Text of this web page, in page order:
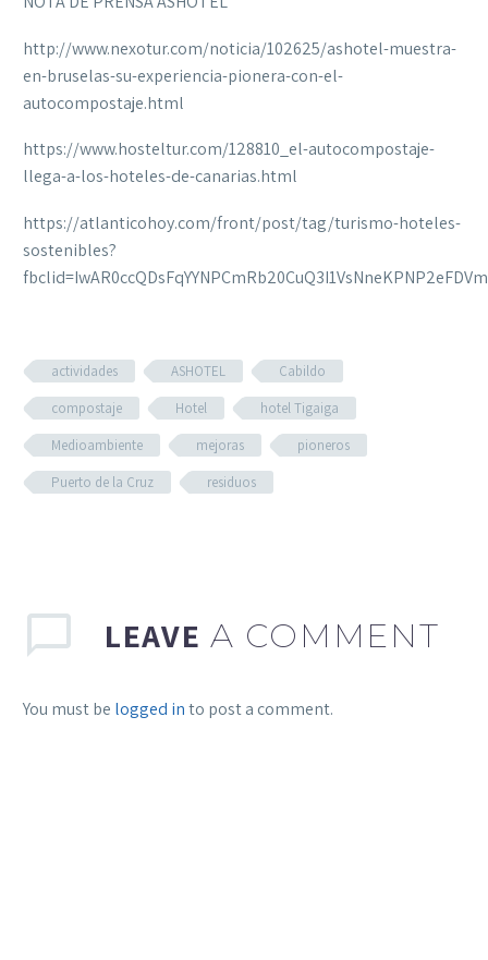
http://www.nexotur.com/noticia/102625/ashotel-muestra-
en-bruselas-su-experiencia-pionera-con-el-
autocompostaje.html
https://www.hosteltur.com/128810_el-autocompostaje-
llega-a-los-hoteles-de-canarias.html
https://atlanticohoy.com/front/post/tag/turismo-hoteles-
sostenibles?
actividades ASHOTEL
Cabildo
compostaje
Hotel
hotel Tigaiga
Medioambiente
mejoras
pioneros
Puerto de la Cruz
residuos
LEAVE A COMMENT
You must be logged into post a comment.